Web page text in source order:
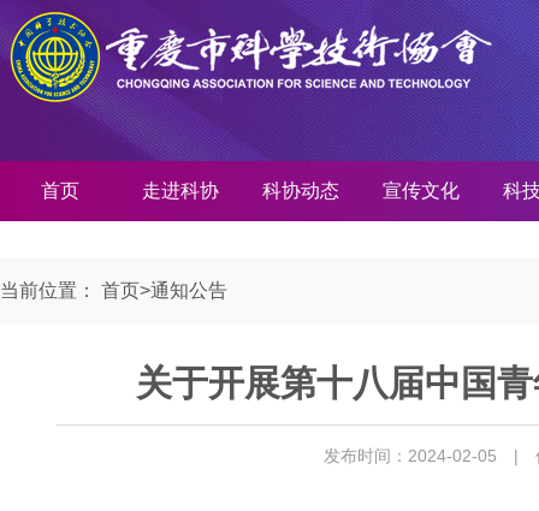
首页 走进科协 科协动态 宣传文化 科
当前位置： 首页>通知公告
关于开展第十八届中国
发布时间：2024-02-05 |